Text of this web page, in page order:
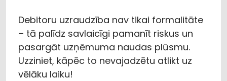
Debitoru uzraudzība nav tikai formalitāte
– tā palīdz savlaicīgi pamanīt riskus un
pasargāt uzņēmuma naudas plūsmu.
Uzziniet, kāpēc to nevajadzētu atlikt uz
vēlāku laiku!